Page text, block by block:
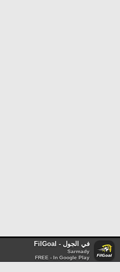
في الجول - FilGoal
Sarmady
FREE - In Google Play